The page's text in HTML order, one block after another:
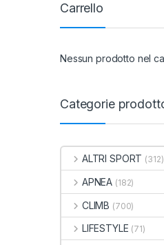
Carrello
Nessun prodotto nel
Categorie
ALTRI SPORT (312)
APNEA (182)
CLIMB (700)
LIFESTYLE (71)